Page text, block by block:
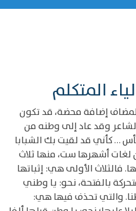
المتكلم
المضاف إضافة محضة، قد تكون
وقد عاد إلى وطنه من
يأس … كأني قد لقيت بك الشبابا
لغات أشهرها ست، منها ثلاث
فالثلاث الأولى هي: إثباتها
بالفتحة، نحو: يا وطني
والتي تحذف فيها هي: